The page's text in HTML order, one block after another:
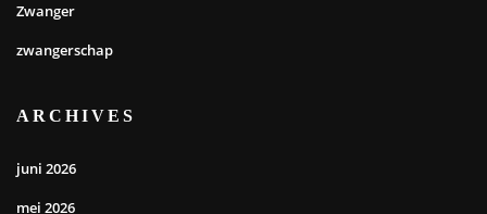
Zwanger
zwangerschap
ARCHIVES
juni 2026
mei 2026